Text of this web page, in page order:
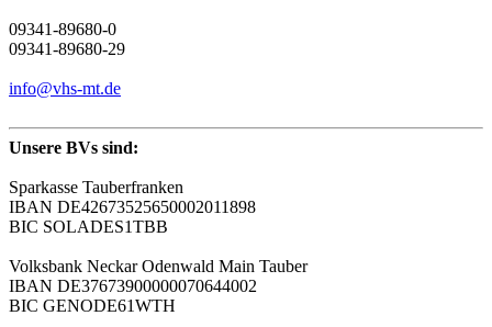
09341-89680-0
09341-89680-29
info@vhs-mt.de
Unsere BVs sind:
Sparkasse Tauberfranken
IBAN DE42673525650002011898
BIC SOLADES1TBB
Volksbank Neckar Odenwald Main Tauber
IBAN DE37673900000070644002
BIC GENODE61WTH